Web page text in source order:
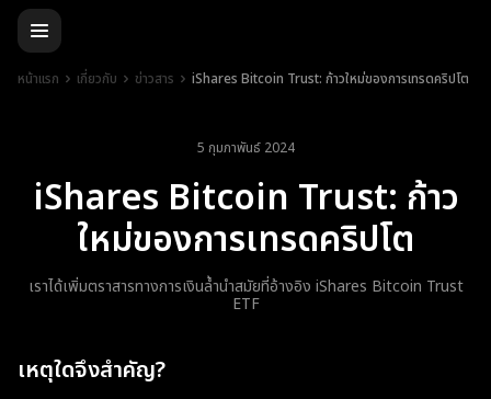
หน้าแรก เกี่ยวกับ ข่าวสาร iShares Bitcoin Trust: ก้าวใหม่ของการเทรดคริปโต
5 กุมภาพันธ์ 2024
iShares Bitcoin Trust: ก้าว
ใหม่ของการเทรดคริปโต
เราได้เพิ่มตราสารทางการเงินล้ำนำสมัยที่อ้างอิง iShares Bitcoin Trust
ETF
เหตุใดจึงสำคัญ?